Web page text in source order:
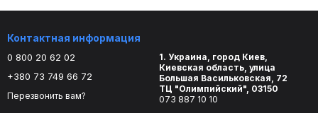
Контактная информация
0 800 20 62 02
+380 73 749 66 72
Перезвонить вам?
1. Украина, город Киев,
Киевская область, улица
Большая Васильковская, 72
ТЦ "Олимпийский", 03150
073 887 10 10